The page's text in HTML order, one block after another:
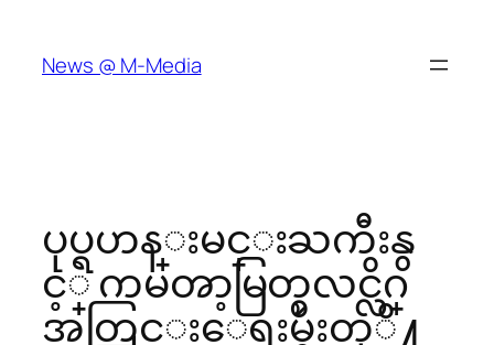
content
News @ M-Media
ပုပ္ရဟန္းမင္းႀကီးနွ
င့္ ကမၻာ့မြတ္စလင္လိဂ္
အတြင္းေရးမွဴးတုိ႔